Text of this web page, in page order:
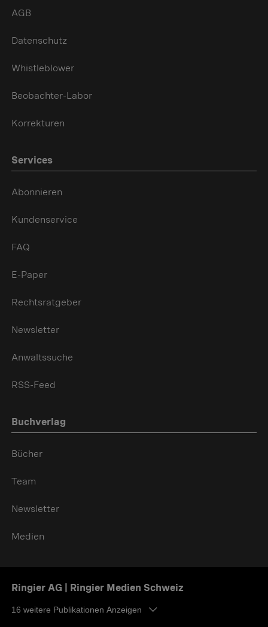
AGB
Datenschutz
Whistleblower
Beobachter-Labor
Korrekturen
Services
Abonnieren
Kundenservice
FAQ
E-Paper
Rechtsratgeber
Newsletter
Anwaltssuche
RSS-Feed
Buchverlag
Bücher
Team
Newsletter
Medien
Ringier AG | Ringier Medien Schweiz
16 weitere Publikationen Anzeigen